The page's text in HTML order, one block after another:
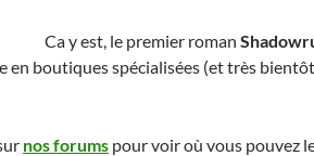
Ca y est, le premier roman
en boutiques spécialisées (et très
nos forums pour voir où vous pouvez